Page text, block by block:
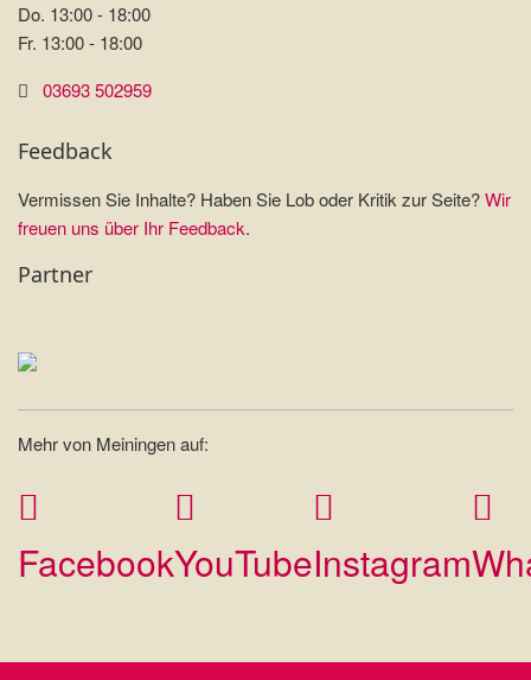
Do. 13:00 - 18:00
Fr. 13:00 - 18:00
03693 502959
Feedback
Vermissen Sie Inhalte? Haben Sie Lob oder Kritik zur Seite?Wir
freuen uns über Ihr Feedback.
Partner
Mehr von Meiningen auf:
FacebookYouTubeInstagram